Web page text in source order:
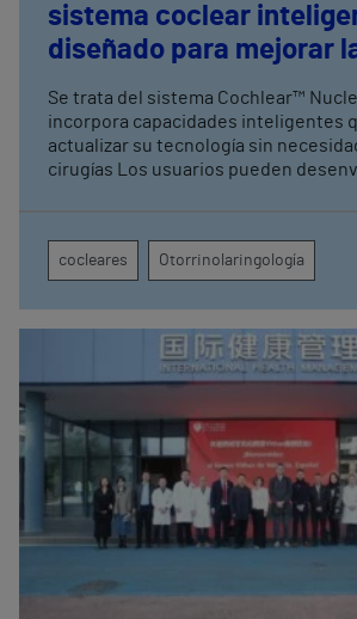
sistema coclear
diseñado para mejorar
de personas con
severa
Se trata del sistema Cochlear™
incorpora capacidades inteligentes
actualizar su tecnología sin
cirugías Los usuarios pueden
con viento
cocleares Otorrinolaringología